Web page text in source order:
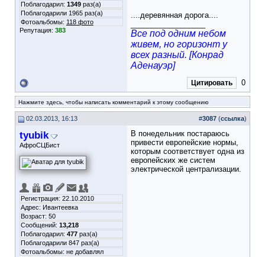
Поблагодарил: 1349 раз(а)
Поблагодарили 1965 раз(а)
Фотоальбомы: 118 фото
Репутация: 383
....деревянная дорога....
Все под одним небом
живем, но горизонт у
всех разный. [Конрад
Аденауэр]
Цитировать 0
Нажмите здесь, чтобы написать комментарий к этому сообщению
02.03.2013, 16:13 #3087 (ссылка)
tyubik
АфроСЦБист
Регистрация: 22.10.2010
Адрес: Ивантеевка
Возраст: 50
Сообщений: 13,218
Поблагодарил: 477 раз(а)
Поблагодарили 847 раз(а)
Фотоальбомы: не добавлял
В понедельник постараюсь
привести европейские нормы,
которым соответствует одна из
европейских же систем
электрической централизации.